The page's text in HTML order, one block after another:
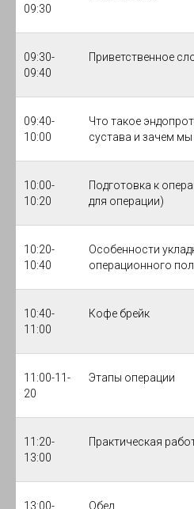
09:30
09:30-
09:40
Приветственное
09:40-
10:00
Что такое
сустава и зачем мы
10:00-
10:20
Подготовка к
для операции)
10:20-
10:40
Особенности
операционного
10:40-
11:00
Кофе брейк
11:00-11-
20
Этапы операции
11:20-
13:00
Практическая
13:00- Обед